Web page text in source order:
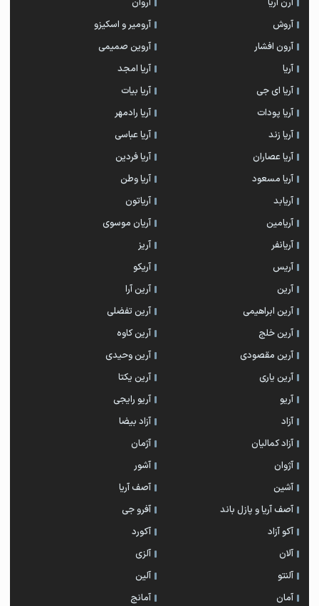
آروش
آرومیر و اسکیزو
آرون افشار
آروین صمیمی
آریا
آریا امجد
آریا ای جی
آریا بیات
آریا پودات
آریا رادمهر
آریا زند
آریا عباسی
آریا عصاران
آریا فردین
آریا مسعود
آریا وطن
آریابد
آریاتون
آریامین
آریان موسوی
آریانفر
آریز
آریس
آریکو
آرین
آرین آرا
آرین ابراهیمی
آرین تفضلی
آرین خلج
آرین کاوه
آرین مقصودی
آرین وحیدی
آرین یاری
آرین یکتا
آریو
آریو رایجی
آزاد
آزاد بیضا
آزاد کمالیان
آژمان
آژوان
آشور
آشین
آصف آریا
آصف آریا و پازل باند
آفرو جی
آکو آزاد
آکورد
آلان
آلزی
آلنتو
آلین
آمان
آمانج